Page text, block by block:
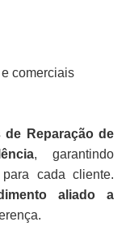
comerciais
de Reparação de
, garantindo
cada cliente.
aliado a